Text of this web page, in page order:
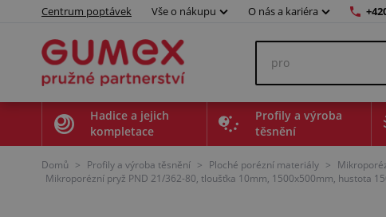
Centrum poptávek Vše o nákupu O nás a kariéra
Hadice a jejich
kompletace
Profily a výroba
těsnění
Domů > Profily a výroba těsnění > Ploché porézní materiály >
Mikroporézní pryž PND 21/362-80, tloušťka 10mm, 1500x500mm, hustota